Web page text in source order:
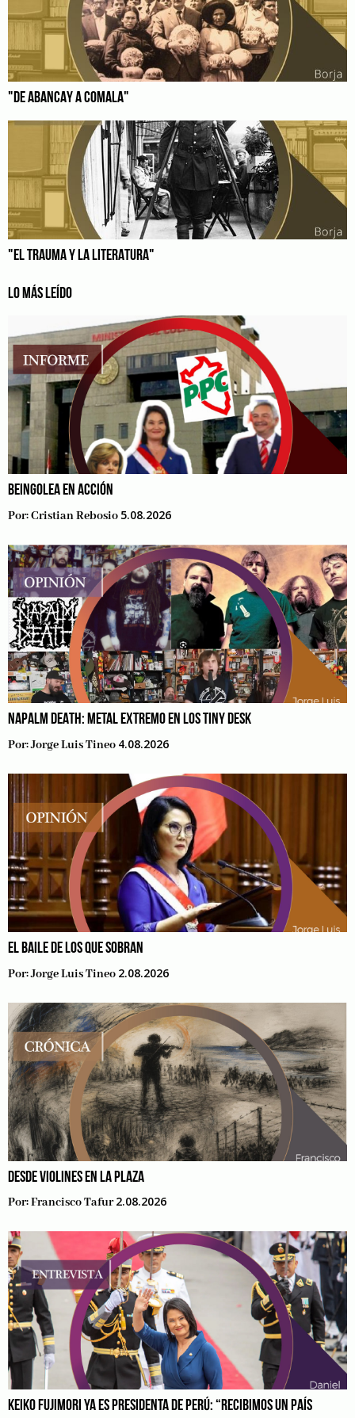
"DE ABANCAY A COMALA"
"EL TRAUMA Y LA LITERATURA"
LO MÁS LEÍDO
BEINGOLEA EN ACCIÓN
Por:Cristian Rebosio 5.08.2026
NAPALM DEATH: METAL EXTREMO EN LOS TINY DESK
Por:Jorge Luis Tineo 4.08.2026
EL BAILE DE LOS QUE SOBRAN
Por:Jorge Luis Tineo 2.08.2026
DESDE VIOLINES EN LA PLAZA
Por:Francisco Tafur 2.08.2026
KEIKO FUJIMORI YA ES PRESIDENTA DE PERÚ: “RECIBIMOS UN PAÍS